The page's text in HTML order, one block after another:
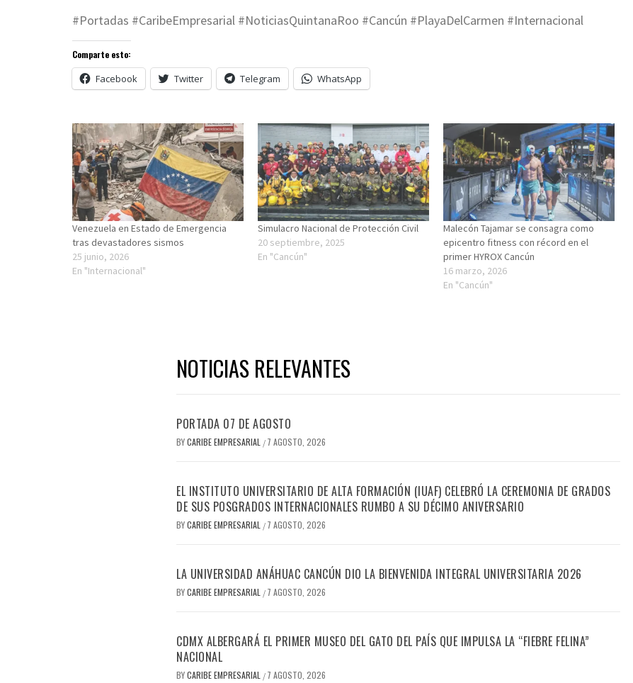
#Portadas #CaribeEmpresarial #NoticiasQuintanaRoo #Cancún #PlayaDelCarmen #Internacional
Comparte esto:
Facebook Twitter Telegram WhatsApp
Venezuela en Estado de Emergencia
tras devastadores sismos
25 junio, 2026
En "Internacional"
Simulacro Nacional de Protección Civil
20 septiembre, 2025
En "Cancún"
Malecón Tajamar se consagra como
epicentro fitness con récord en el
primer HYROX Cancún
16 marzo, 2026
En "Cancún"
NOTICIAS RELEVANTES
PORTADA 07 DE AGOSTO
BYCARIBE EMPRESARIAL / 7 AGOSTO, 2026
EL INSTITUTO UNIVERSITARIO DE ALTA FORMACIÓN (IUAF) CELEBRÓ LA CEREMONIA DE GRADOS
DE SUS POSGRADOS INTERNACIONALES RUMBO A SU DÉCIMO ANIVERSARIO
BYCARIBE EMPRESARIAL / 7 AGOSTO, 2026
LA UNIVERSIDAD ANÁHUAC CANCÚN DIO LA BIENVENIDA INTEGRAL UNIVERSITARIA 2026
BYCARIBE EMPRESARIAL / 7 AGOSTO, 2026
CDMX ALBERGARÁ EL PRIMER MUSEO DEL GATO DEL PAÍS QUE IMPULSA LA “FIEBRE FELINA”
NACIONAL
BYCARIBE EMPRESARIAL / 7 AGOSTO, 2026